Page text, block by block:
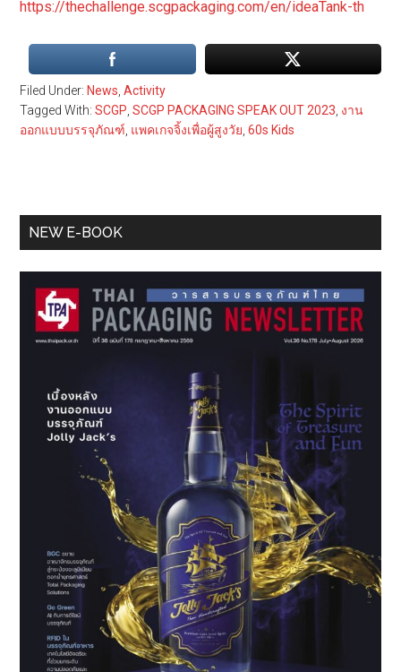
https://thechallenge.scgpackaging.com/en/ideaTank-th
Filed Under: News ,Activity
Tagged With:SCGP ,SCGP PACKAGING SPEAK OUT 2023 งาน
ออกแบบบรรจุภัณฑ์ แพคเกจจิ้งเพื่อผู้สูงวัย ,60s Kids
Primary
NEW E-BOOK